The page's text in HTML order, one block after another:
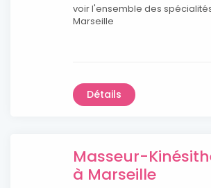
voir l'ensemble des
Marseille
Détails
Masseur-
à Marseille